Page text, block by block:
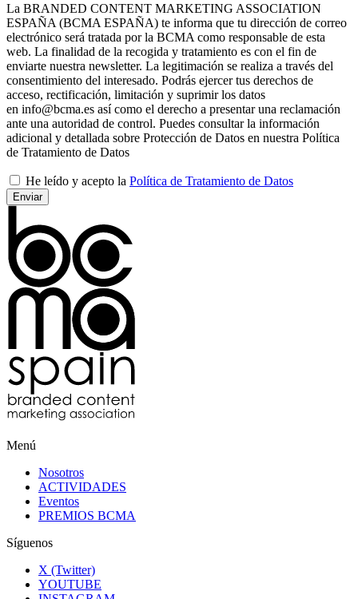
La BRANDED CONTENT MARKETING ASSOCIATION
ESPAÑA (BCMA ESPAÑA) te informa que tu dirección de correo
electrónico será tratada por la BCMA como responsable de esta
web. La finalidad de la recogida y tratamiento es con el fin de
enviarte nuestra newsletter. La legitimación se realiza a través del
consentimiento del interesado. Podrás ejercer tus derechos de
acceso, rectificación, limitación y suprimir los datos
en info@bcma.es así como el derecho a presentar una reclamación
ante una autoridad de control. Puedes consultar la información
adicional y detallada sobre Protección de Datos en nuestra Política
de Tratamiento de Datos
He leído y acepto la Política de Tratamiento de Datos
Menú
Nosotros
ACTIVIDADES
Eventos
PREMIOS BCMA
Síguenos
X (Twitter)
YOUTUBE